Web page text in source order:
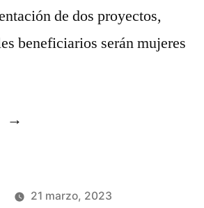
de dos proyectos,
beneficiarios serán mujeres
21 marzo, 2023